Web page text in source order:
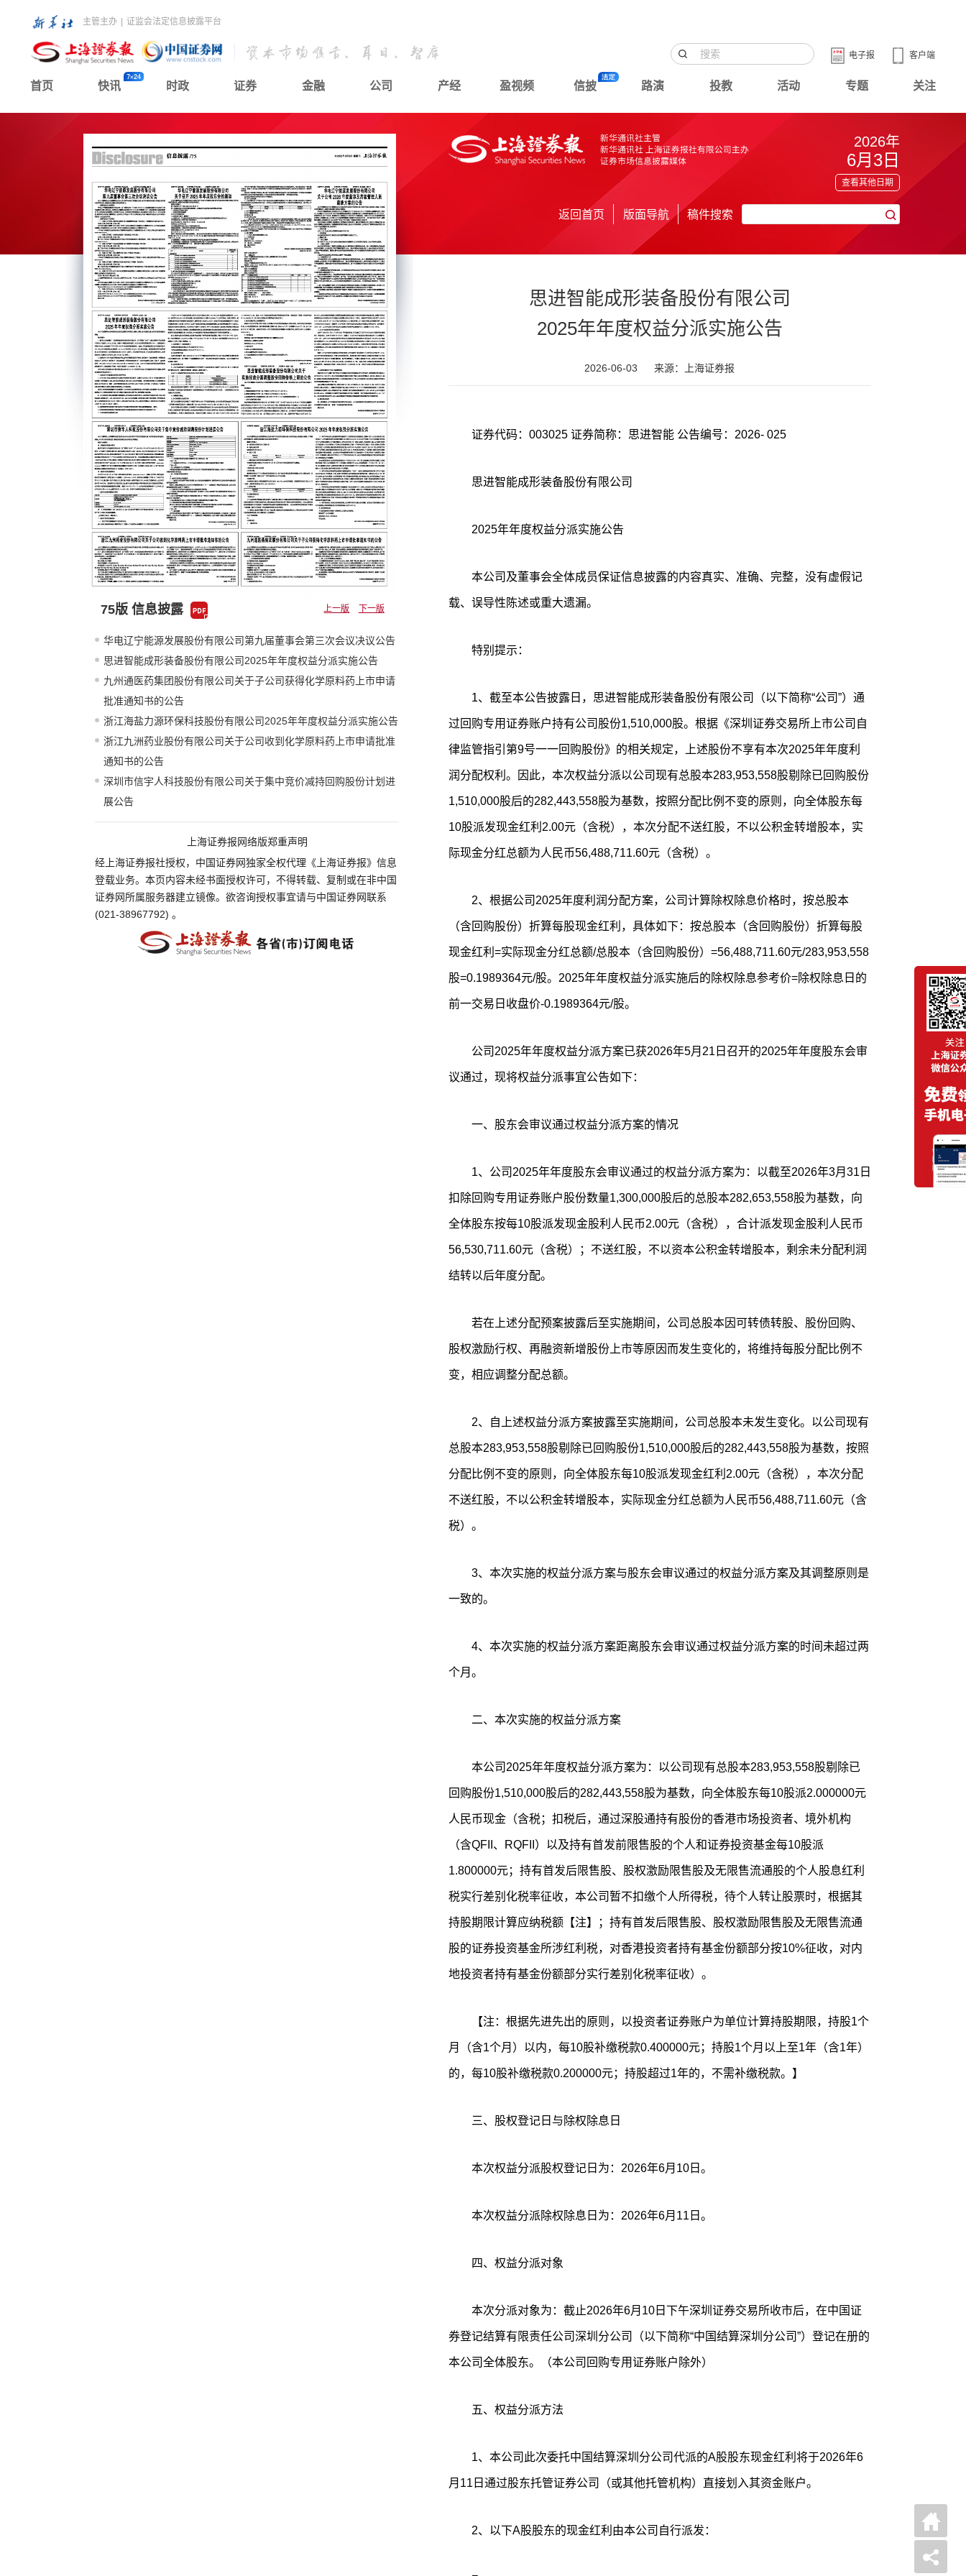
主管主办 证监会法定信息披露平台
客户端
电子报
首页 快讯 时政 证券 金融 公司 产经 盈视频 信披 路演 投教 活动 专题 关注
75版 信息披露 上一版 下一版
华电辽宁能源发展股份有限公司第九届董事会第三次会议决议公告
思进智能成形装备股份有限公司2025年年度权益分派实施公告
九州通医药集团股份有限公司关于子公司获得化学原料药上市申请
批准通知书的公告
浙江海盐力源环保科技股份有限公司2025年年度权益分派实施公告
浙江九洲药业股份有限公司关于公司收到化学原料药上市申请批准
通知书的公告
深圳市信宇人科技股份有限公司关于集中竞价减持回购股份计划进
展公告
上海证券报网络版郑重声明
经上海证券报社授权，中国证券网独家全权代理《上海证券报》信息
登载业务。本页内容未经书面授权许可，不得转载、复制或在非中国
证券网所属服务器建立镜像。欲咨询授权事宜请与中国证券网联系
(021-38967792) 。
2026年
6月3日
查看其他日期
返回首页 版面导航 稿件搜索
思进智能成形装备股份有限公司
2025年年度权益分派实施公告
2026-06-03 来源：上海证券报
证券代码：003025 证券简称：思进智能 公告编号：2026- 025
思进智能成形装备股份有限公司
2025年年度权益分派实施公告
本公司及董事会全体成员保证信息披露的内容真实、准确、完整，没有虚假记
载、误导性陈述或重大遗漏。
特别提示：
1、截至本公告披露日，思进智能成形装备股份有限公司（以下简称“公司”）通
过回购专用证券账户持有公司股份1,510,000股。根据《深圳证券交易所上市公司自
律监管指引第9号一一回购股份》的相关规定，上述股份不享有本次2025年年度利
润分配权利。因此，本次权益分派以公司现有总股本283,953,558股剔除已回购股份
1,510,000股后的282,443,558股为基数，按照分配比例不变的原则，向全体股东每
10股派发现金红利2.00元（含税），本次分配不送红股，不以公积金转增股本，实
际现金分红总额为人民币56,488,711.60元（含税）。
2、根据公司2025年度利润分配方案，公司计算除权除息价格时，按总股本
（含回购股份）折算每股现金红利，具体如下：按总股本（含回购股份）折算每股
现金红利=实际现金分红总额/总股本（含回购股份）=56,488,711.60元/283,953,558
股=0.1989364元/股。2025年年度权益分派实施后的除权除息参考价=除权除息日的
前一交易日收盘价-0.1989364元/股。
公司2025年年度权益分派方案已获2026年5月21日召开的2025年年度股东会审
议通过，现将权益分派事宜公告如下：
一、股东会审议通过权益分派方案的情况
1、公司2025年年度股东会审议通过的权益分派方案为：以截至2026年3月31日
扣除回购专用证券账户股份数量1,300,000股后的总股本282,653,558股为基数，向
全体股东按每10股派发现金股利人民币2.00元（含税），合计派发现金股利人民币
56,530,711.60元（含税）；不送红股，不以资本公积金转增股本，剩余未分配利润
结转以后年度分配。
若在上述分配预案披露后至实施期间，公司总股本因可转债转股、股份回购、
股权激励行权、再融资新增股份上市等原因而发生变化的，将维持每股分配比例不
变，相应调整分配总额。
2、自上述权益分派方案披露至实施期间，公司总股本未发生变化。以公司现有
总股本283,953,558股剔除已回购股份1,510,000股后的282,443,558股为基数，按照
分配比例不变的原则，向全体股东每10股派发现金红利2.00元（含税），本次分配
不送红股，不以公积金转增股本，实际现金分红总额为人民币56,488,711.60元（含
税）。
3、本次实施的权益分派方案与股东会审议通过的权益分派方案及其调整原则是
一致的。
4、本次实施的权益分派方案距离股东会审议通过权益分派方案的时间未超过两
个月。
二、本次实施的权益分派方案
本公司2025年年度权益分派方案为：以公司现有总股本283,953,558股剔除已
回购股份1,510,000股后的282,443,558股为基数，向全体股东每10股派2.000000元
人民币现金（含税；扣税后，通过深股通持有股份的香港市场投资者、境外机构
（含QFII、RQFII）以及持有首发前限售股的个人和证券投资基金每10股派
1.800000元；持有首发后限售股、股权激励限售股及无限售流通股的个人股息红利
税实行差别化税率征收，本公司暂不扣缴个人所得税，待个人转让股票时，根据其
持股期限计算应纳税额【注】；持有首发后限售股、股权激励限售股及无限售流通
股的证券投资基金所涉红利税，对香港投资者持有基金份额部分按10%征收，对内
地投资者持有基金份额部分实行差别化税率征收）。
【注：根据先进先出的原则，以投资者证券账户为单位计算持股期限，持股1个
月（含1个月）以内，每10股补缴税款0.400000元；持股1个月以上至1年（含1年）
的，每10股补缴税款0.200000元；持股超过1年的，不需补缴税款。】
三、股权登记日与除权除息日
本次权益分派股权登记日为：2026年6月10日。
本次权益分派除权除息日为：2026年6月11日。
四、权益分派对象
本次分派对象为：截止2026年6月10日下午深圳证券交易所收市后，在中国证
券登记结算有限责任公司深圳分公司（以下简称“中国结算深圳分公司”）登记在册的
本公司全体股东。（本公司回购专用证券账户除外）
五、权益分派方法
1、本公司此次委托中国结算深圳分公司代派的A股股东现金红利将于2026年6
月11日通过股东托管证券公司（或其他托管机构）直接划入其资金账户。
2、以下A股股东的现金红利由本公司自行派发：